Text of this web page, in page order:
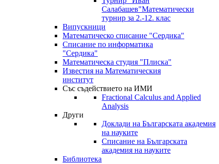
Салабашев"Математически
турнир за 2.-12. клас
Випускници
Математическо списание "Сердика"
Списание по информатика
"Сердика"
Математическа студия "Плиска"
Известия на Математическия
институт
Със съдействието на ИМИ
Fractional Calculus and Applied
Analysis
Други
Доклади на Българската академия
на науките
Списание на Българската
академия на науките
Библиотека